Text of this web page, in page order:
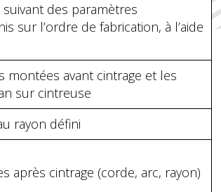
des paramètres
sur l’ordre de fabrication, à l’aide
montées avant cintrage et les
sur cintreuse
rayon défini
après cintrage (corde, arc, rayon)